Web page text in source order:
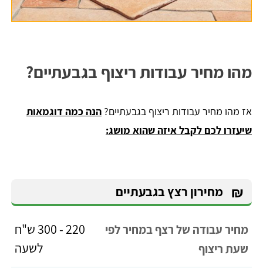
מהו מחיר עבודות ריצוף בגבעתיים?
אז מהו מחיר עבודות ריצוף בגבעתיים? הנה כמה דוגמאות
שיעזרו לכם לקבל איזה שהוא מושג:
₪ מחירון רצץ בגבעתיים
מחיר עבודה של רצף במחיר לפי
שעת ריצוף
220 - 300 ש"ח
לשעה